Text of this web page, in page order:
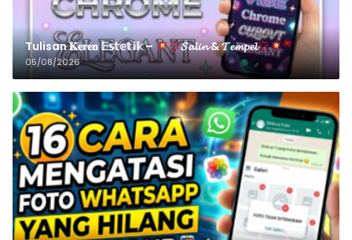
Tulisan 𝐊𝐞𝐫𝐞𝐧 𝔼𝕤𝕥𝕖𝕥𝕚𝕜 – 𝓢𝓪𝓵𝓲𝓷 & 𝓣𝓮𝓶𝓹𝓮𝓵
05/08/2026